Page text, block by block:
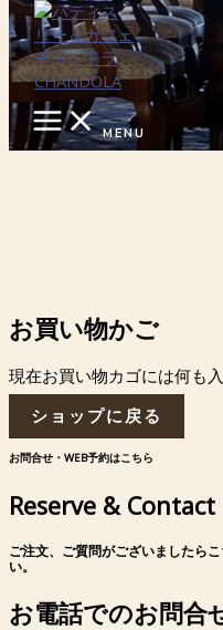
内容をスキップ
MENU
お買い物かご
現在お買い物カゴには何も
ショップに戻る
お問合せ・WEB予約はこちら
Reserve & Contact
ご注文、ご質問がございましたら
い。
お電話でのお問合